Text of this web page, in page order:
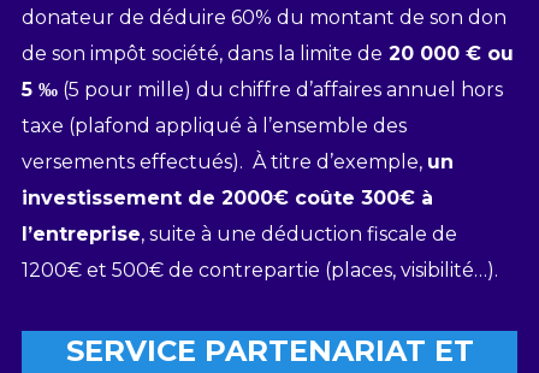
donateur de déduire 60% du montant de son don
de son impôt société, dans la limite de 20 000 € ou
5 ‰(5 pour mille) du chiffre d’affaires annuel hors
taxe (plafond appliqué à l’ensemble des
versements effectués). À titre d’exemple, un
investissement de 2000€ coûte 300€ à
l’entreprise, suite à une déduction fiscale de
1200€ et 500€ de contrepartie (places, visibilité…).
SERVICE PARTENARIAT ET